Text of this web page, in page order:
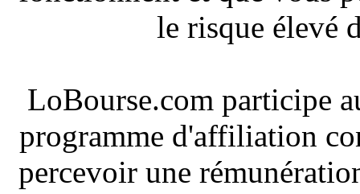
le risque élevé
LoBourse.com participe
programme d'affiliation
percevoir une